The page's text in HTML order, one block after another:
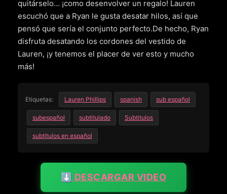
quitárselo… ¡como desenvolver un regalo! Lauren
escuchó que a Ryan le gusta desatar hilos, así que
pensó que sería el conjunto perfecto.De hecho, Ryan
disfruta desatando los cordones del vestido de
Lauren, ¡y tenemos el placer de ver esto y mucho
más!
Etiquetas: Lauren Phillips spanish sub español
subespañol subtitulado Subtitulos
subtitulos en español
⬇️ DESCARGAR VIDEO